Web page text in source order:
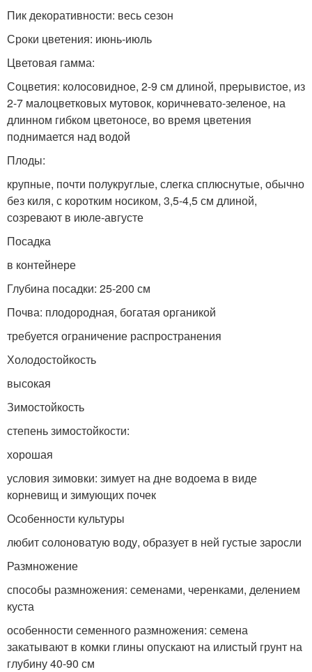
Пик декоративности: весь сезон
Сроки цветения: июнь-июль
Цветовая гамма:
Соцветия: колосовидное, 2-9 см длиной, прерывистое, из
2-7 малоцветковых мутовок, коричневато-зеленое, на
длинном гибком цветоносе, во время цветения
поднимается над водой
Плоды:
крупные, почти полукруглые, слегка сплюснутые, обычно
без киля, с коротким носиком, 3,5-4,5 см длиной,
созревают в июле-августе
Посадка
в контейнере
Глубина посадки: 25-200 см
Почва: плодородная, богатая органикой
требуется ограничение распространения
Холодостойкость
высокая
Зимостойкость
степень зимостойкости:
хорошая
условия зимовки: зимует на дне водоема в виде
корневищ и зимующих почек
Особенности культуры
любит солоноватую воду, образует в ней густые заросли
Размножение
способы размножения: семенами, черенками, делением
куста
особенности семенного размножения: семена
закатывают в комки глины опускают на илистый грунт на
глубину 40-90 см